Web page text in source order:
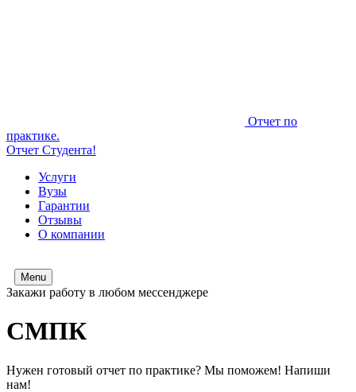
Отчет по
практике.
Отчет Студента!
Услуги
Вузы
Гарантии
Отзывы
О компании
Menu
Закажи работу в любом мессенджере
СМПК
Нужен готовый отчет по практике? Мы поможем! Напиши
нам!